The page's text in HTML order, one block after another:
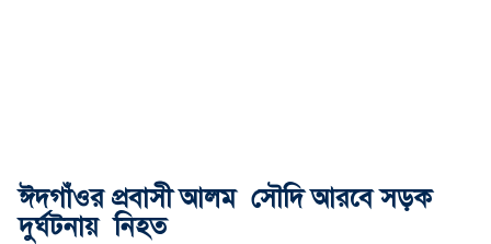
ঈদগাঁওর প্রবাসী আলম সৌদি আরবে সড়ক
দুর্ঘটনায় নিহত